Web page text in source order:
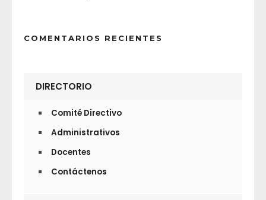
COMENTARIOS RECIENTES
DIRECTORIO
Comité Directivo
Administrativos
Docentes
Contáctenos